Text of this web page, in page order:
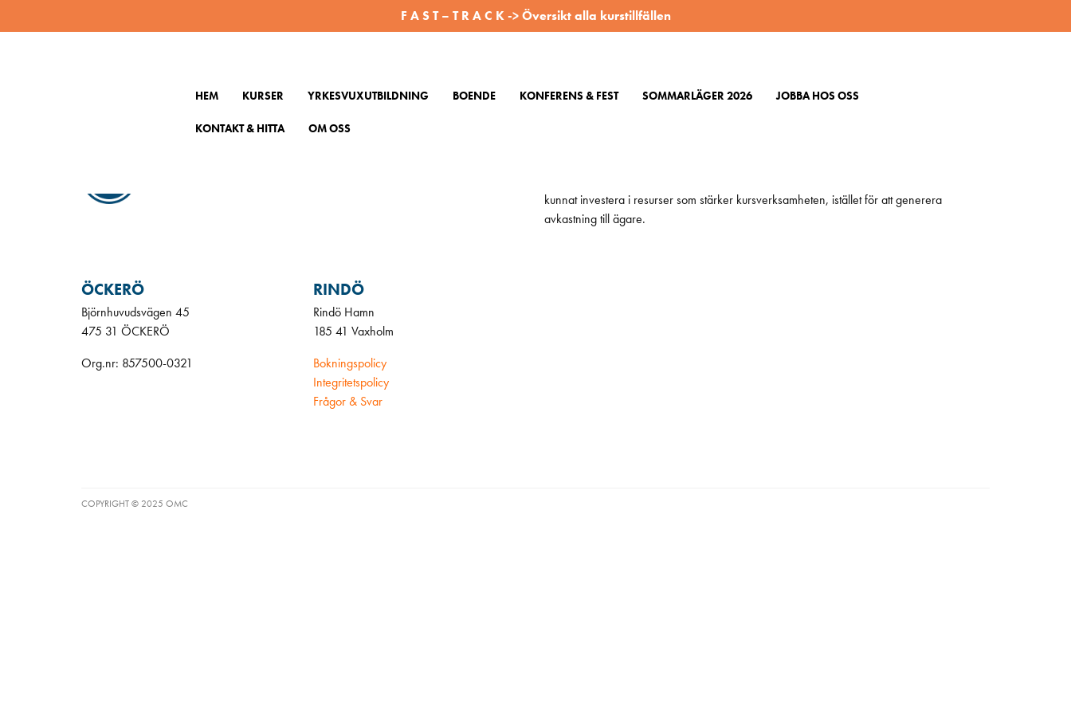
F A S T – T R A C K -> Översikt alla kurstillfällen
HEM KURSER YRKESVUXUTBILDNING BOENDE KONFERENS & FEST SOMMARLÄGER 2026 JOBBA HOS OSS
KONTAKT & HITTA OM OSS
kunnat investera i resurser som stärker kursverksamheten, istället för att generera
avkastning till ägare.
ÖCKERÖ
Björnhuvudsvägen 45
475 31 ÖCKERÖ
Org.nr: 857500-0321
RINDÖ
Rindö Hamn
185 41 Vaxholm
Bokningspolicy
Integritetspolicy
Frågor & Svar
COPYRIGHT © 2025 OMC